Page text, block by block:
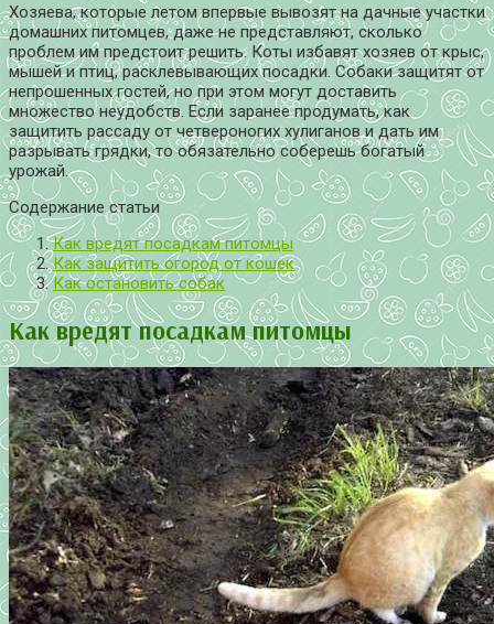
Хозяева, которые летом впервые вывозят на дачные участки
домашних питомцев, даже не представляют, сколько
проблем им предстоит решить. Коты избавят хозяев от крыс,
мышей и птиц, расклевывающих посадки. Собаки защитят от
непрошенных гостей, но при этом могут доставить
множество неудобств. Если заранее продумать, как
защитить рассаду от четвероногих хулиганов и дать им
разрывать грядки, то обязательно соберешь богатый
урожай.
Содержание статьи
Как вредят посадкам питомцы
Как защитить огород от кошек
Как остановить собак
Как вредят посадкам питомцы